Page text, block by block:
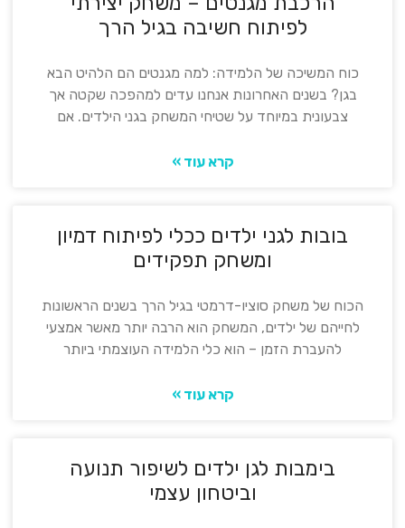
לפיתוח חשיבה בגיל הרך
כוח המשיכה של הלמידה: למה מגנטים הם הלהיט הבא
בגן? בשנים האחרונות אנחנו עדים למהפכה שקטה אך
צבעונית במיוחד על שטיחי המשחק בגני הילדים. אם
קרא עוד »
בובות לגני ילדים ככלי לפיתוח דמיון
ומשחק תפקידים
הכוח של משחק סוציו-דרמטי בגיל הרך בשנים הראשונות
לחייהם של ילדים, המשחק הוא הרבה יותר מאשר אמצעי
להעברת הזמן – הוא כלי הלמידה העוצמתי ביותר
קרא עוד »
בימבות לגן ילדים לשיפור תנועה
וביטחון עצמי